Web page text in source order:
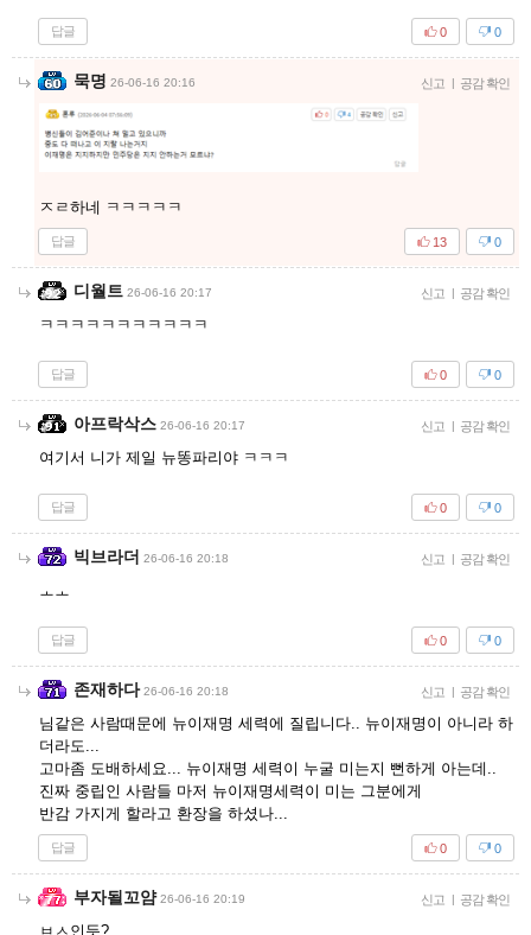
답글 0
0
묵명 26-06-16 20:16 신고 공감 확인
ㅈㄹ하네 ㅋㅋㅋㅋㅋ
답글 0
13
디월트 26-06-16 20:17 신고 | 공감 확인
ㅋㅋㅋㅋㅋㅋㅋㅋㅋㅋㅋ
답글 0
0
아프락삭스 26-06-16 20:17 신고 | 공감 확인
여기서 니가 제일 뉴똥파리야 ㅋㅋㅋ
답글 0
0
빅브라더 26-06-16 20:18 신고 | 공감 확인
ㅗㅗ
답글 0
0
존재하다 26-06-16 20:18 신고 | 공감 확인
님같은 사람때문에 뉴이재명 세력에 질립니다.. 뉴이재명이 아니라 하
더라도...
고마좀 도배하세요... 뉴이재명 세력이 누굴 미는지 뻔하게 아는데..
진짜 중립인 사람들 마저 뉴이재명세력이 미는 그분에게
반감 가지게 할라고 환장을 하셨나...
답글 0
0
부자될꼬얌 26-06-16 20:19 신고 | 공감 확인
ㅂㅅ인듯?